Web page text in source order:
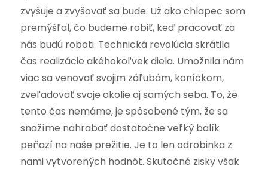
zvyšuje a zvyšovať sa bude. Už ako chlapec som
premýšľal, čo budeme robiť, keď pracovať za
nás budú roboti. Technická revolúcia skrátila
čas realizácie akéhokoľvek diela. Umožnila nám
viac sa venovať svojim záľubám, koníčkom,
zveľadovať svoje okolie aj samých seba. To, že
tento čas nemáme, je spôsobené tým, že sa
snažíme nahrabať dostatočne veľký balík
peňazí na naše prežitie. Je to len odrobinka z
nami vytvorených hodnôt. Skutočné zisky však